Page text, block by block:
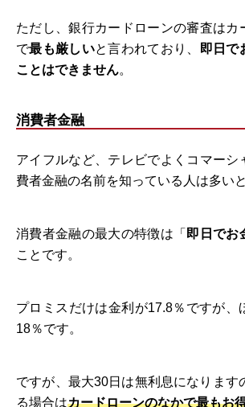
ただし、銀行カードローンの審査はカ
で最も厳しいと言われており、
即日で
ことはできません。
消費者金融
アイフルなど、テレビでよくコマーシ
費者金融の名前を知っている人は多い
消費者金融の最大の特徴は「 即日でお
ことです。
プロミスだけは金利が17.8％ですが、
18％です。
ですが、最大30日は無利息になります
る場合はカードローンのなかで最もお